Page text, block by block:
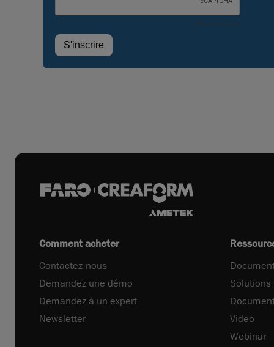
Comment acheter
Contactez-nous
Demandez une démo
Demandez à un expert
Newsletter
Solutions
Video
Webinar